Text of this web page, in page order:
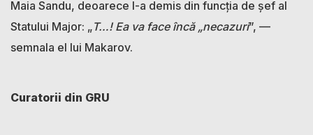
Maia Sandu, deoarece l-a demis din funcția de șef al
Statului Major: „T…! Ea va face încă „necazuri”, —
semnala el lui Makarov.
Curatorii din GRU